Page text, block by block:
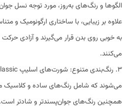
الگوها و رنگ‌های به‌روز، مورد توجه نسل جوان
علاوه بر زیبایی، با ساختاری ارگونومیک و
به خوبی روی بدن قرار می‌گیرند و آزادی
می‌کنند.
می‌شوند که شامل رنگ‌های ساده و کلاسیک
همچنین رنگ‌های جوان‌پسندتر و شادتر است.